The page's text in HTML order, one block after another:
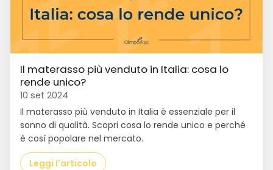
Il materasso più venduto in Italia: cosa lo
rende unico?
10 set 2024
Il materasso più venduto in Italia è essenziale per il
sonno di qualità. Scopri cosa lo rende unico e perché
è così popolare nel mercato.
Leggi l'articolo